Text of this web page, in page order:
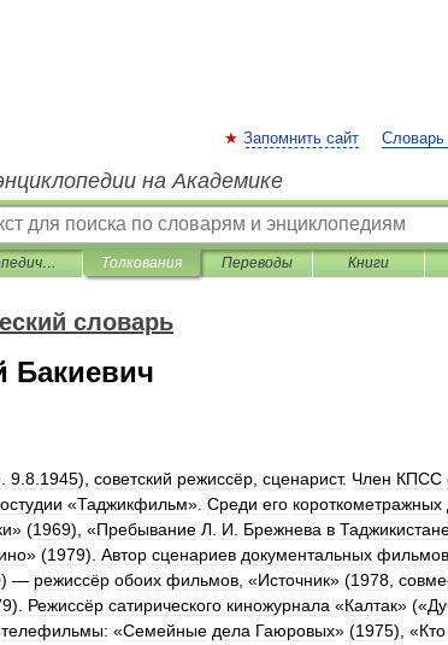
Запомнить сайт Словарь
на Академике
Кино: Энциклопедический словарь Толкования Переводы Книги
словарь
9 8 1945), советский режиссёр сценарист. Член КПСС
«Таджикфильм». Среди его короткометражных
» (1969), «Пребывание Л И Брежнева в
» (1979). Автор сценариев документальных фильмов
) — режиссёр обоих фильмов , «Источник» (1978
). Режиссёр сатирического киножурнала «Калтак» («
телефильмы: «Семейные дела Гаюровых» (1975), «Кто